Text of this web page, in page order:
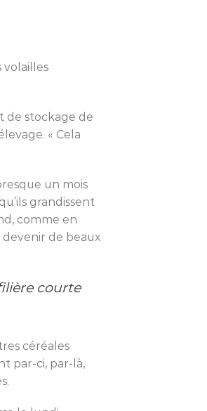
volailles
de stockage de
« Cela
un mois
grandissent
comme en
de beaux
courte
céréales
par-ci, par-là,